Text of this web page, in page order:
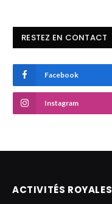
RESTEZ EN CONTACT
Facebook
Instagram
ACTIVITÉS ROYALES